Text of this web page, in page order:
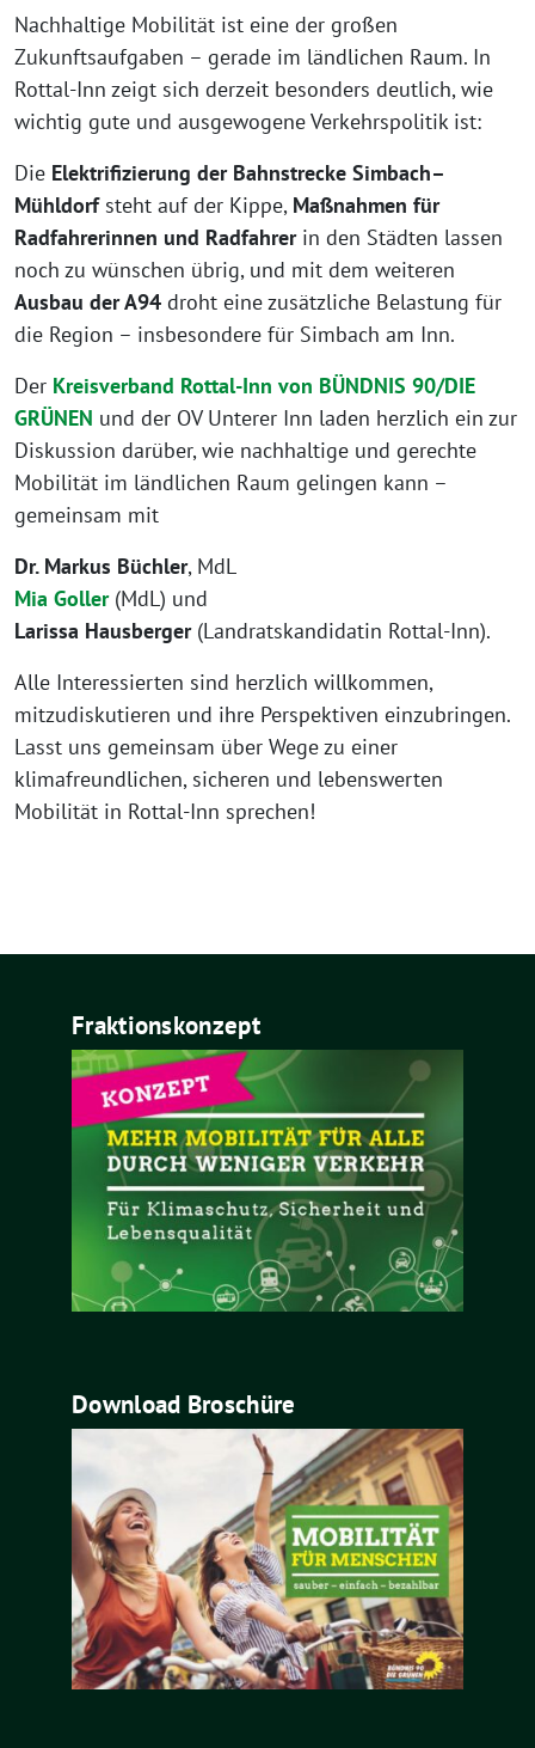
Nachhaltige Mobilität ist eine der großen
Zukunftsaufgaben – gerade im ländlichen Raum. In
Rottal-Inn zeigt sich derzeit besonders deutlich, wie
wichtig gute und ausgewogene Verkehrspolitik ist:
Die Elektrifizierung der Bahnstrecke Simbach–
Mühldorfsteht auf der Kippe, Maßnahmen für
Radfahrerinnen und Radfahrerin den Städten lassen
noch zu wünschen übrig, und mit dem weiteren
Ausbau der A94 droht eine zusätzliche Belastung für
die Region – insbesondere für Simbach am Inn.
Der Kreisverband Rottal-Inn von BÜNDNIS 90/DIE
GRÜNEN und der OV Unterer Inn laden herzlich ein zur
Diskussion darüber, wie nachhaltige und gerechte
Mobilität im ländlichen Raum gelingen kann –
gemeinsam mit
Dr. Markus Büchler, MdL
Mia Goller(MdL) und
Larissa Hausberger(Landratskandidatin Rottal-Inn).
Alle Interessierten sind herzlich willkommen,
mitzudiskutieren und ihre Perspektiven einzubringen.
Lasst uns gemeinsam über Wege zu einer
klimafreundlichen, sicheren und lebenswerten
Mobilität in Rottal-Inn sprechen!
Fraktionskonzept
Download Broschüre